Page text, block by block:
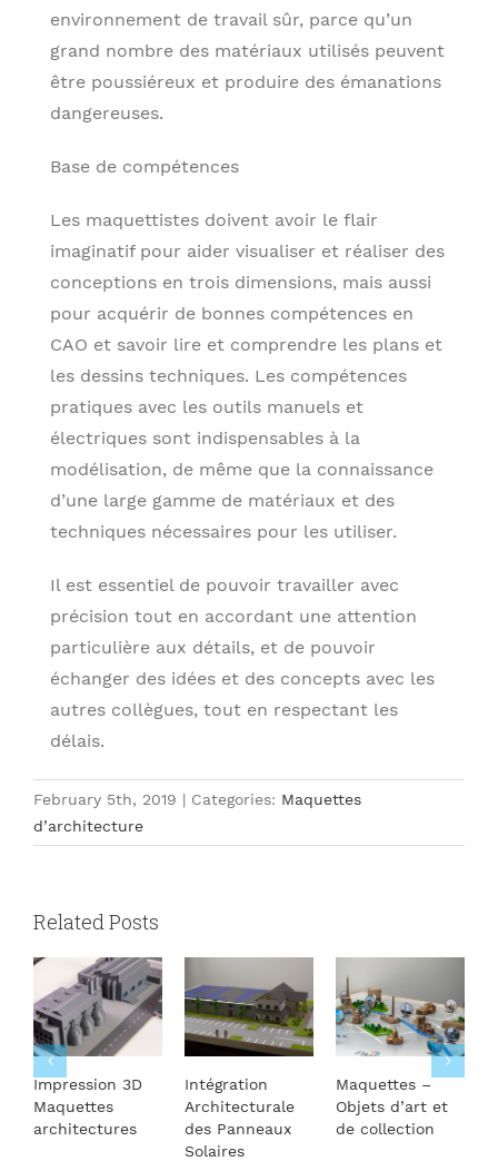
environnement de travail sûr, parce qu’un
grand nombre des matériaux utilisés peuvent
être poussiéreux et produire des émanations
dangereuses.
Base de compétences
Les maquettistes doivent avoir le flair
imaginatif pour aider visualiser et réaliser des
conceptions en trois dimensions, mais aussi
pour acquérir de bonnes compétences en
CAO et savoir lire et comprendre les plans et
les dessins techniques. Les compétences
pratiques avec les outils manuels et
électriques sont indispensables à la
modélisation, de même que la connaissance
d’une large gamme de matériaux et des
techniques nécessaires pour les utiliser.
Il est essentiel de pouvoir travailler avec
précision tout en accordant une attention
particulière aux détails, et de pouvoir
échanger des idées et des concepts avec les
autres collègues, tout en respectant les
délais.
February 5th, 2019 | Categories: Maquettes
d’architecture
Related Posts
Impression 3D
Maquettes
architectures
Intégration
Architecturale
des Panneaux
Solaires
Maquettes –
Objets d’art et
de collection